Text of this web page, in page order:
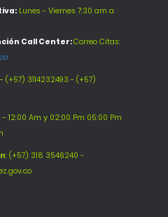
Lunes - Viernes 7:30 am a
Call Center:Correo Citas:
(+57) 3114232493 - (+57)
12:00 Am y 02:00 Pm 05:00 Pm
: (+57) 318 3546240 -